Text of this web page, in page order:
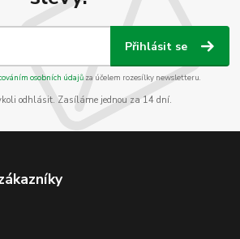
Přihlásit se
osobních údajůza účelem rozesílky newsletteru.
odhlásit. Zasíláme jednou za 14 dní.